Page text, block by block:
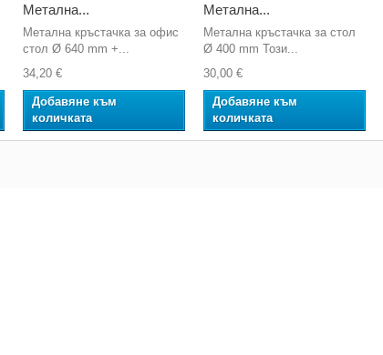
Метална...
Метална кръстачка за офис
стол Ø 640 mm +...
34,20 €
Добавяне към
количката
Метална...
Метална кръстачка за стол
Ø 400 mm Този...
30,00 €
Добавяне към
количката